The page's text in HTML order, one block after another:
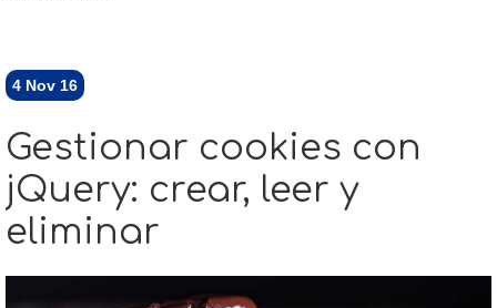
4 Nov 16
Gestionar cookies con
jQuery: crear, leer y
eliminar